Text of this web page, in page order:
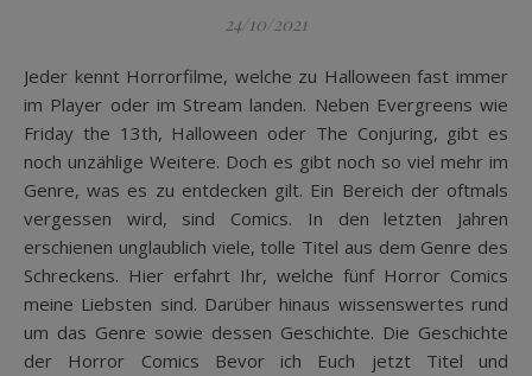
24/10/2021
Jeder kennt Horrorfilme, welche zu Halloween fast immer
im Player oder im Stream landen. Neben Evergreens wie
Friday the 13th, Halloween oder The Conjuring, gibt es
noch unzählige Weitere. Doch es gibt noch so viel mehr im
Genre, was es zu entdecken gilt. Ein Bereich der oftmals
vergessen wird, sind Comics. In den letzten Jahren
erschienen unglaublich viele, tolle Titel aus dem Genre des
Schreckens. Hier erfahrt Ihr, welche fünf Horror Comics
meine Liebsten sind. Darüber hinaus wissenswertes rund
um das Genre sowie dessen Geschichte. Die Geschichte
der Horror Comics Bevor ich Euch jetzt Titel und